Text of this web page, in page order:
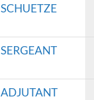
SCHUETZE
SERGEANT
ADJUTANT